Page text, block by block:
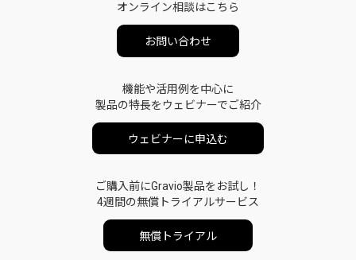
オンライン相談はこちら
お問い合わせ
機能や活用例を中心に
製品の特長をウェビナーでご紹介
ウェビナーに申込む
ご購入前にGravio製品をお試し！
4週間の無償トライアルサービス
無償トライアル